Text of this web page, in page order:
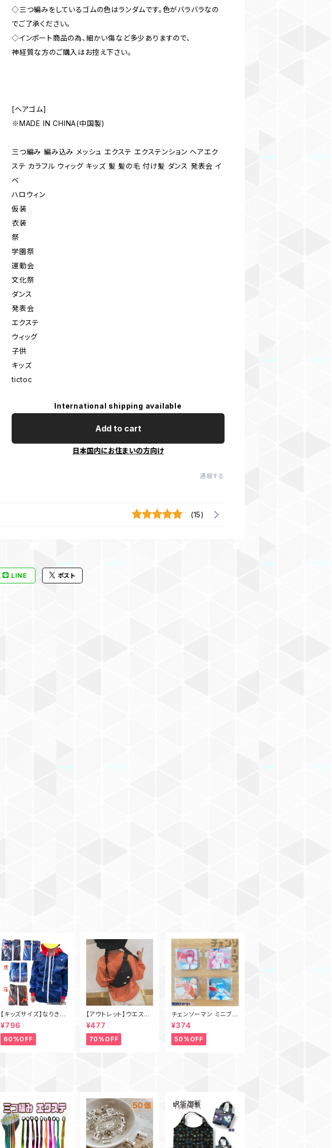
◇三つ編みをしているゴムの色はランダムです。色がバラバラなの
でご了承ください。
◇インポート商品の為、細かい傷など多少ありますので、
神経質な方のご購入はお控え下さい。
[ヘアゴム]
※MADE IN CHINA(中国製)
三つ編み 編み込み メッシュ エクステ エクステンション ヘアエク
ステ カラフル ウィッグ キッズ 髪 髪の毛 付け髪 ダンス 発表会 イ
ベ
ハロウィン
仮装
衣装
祭
学園祭
運動会
文化祭
ダンス
発表会
エクステ
ウィッグ
子供
キッズ
tictoc
International shipping available
Add to cart
日本国内にお住まいの方向け
通報する
(15)
LINE ポスト
【キッズサイズ】なりきり
呪術廻戦 キャラクター
フード付きジップパーカ
ー 虎杖悠仁 五条悟 伏
黒恵 両面宿儺
¥796
60%OFF
【アウトレット】ウエスト
ポーチ バッグ ワンショ
ルダーバッグ
¥477
70%OFF
チェンソーマン ミニブリ
キケース
¥374
50%OFF